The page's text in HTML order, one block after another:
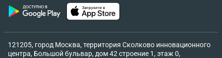
121205, город Москва, территория Сколково инновационного
центра, Большой бульвар, дом 42 строение 1, этаж 0,